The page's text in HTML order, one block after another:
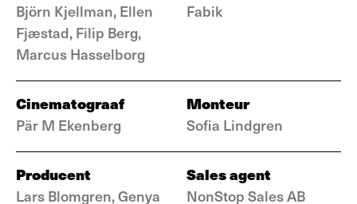
Björn Kjellman, Ellen
Fjæstad, Filip Berg,
Marcus Hasselborg
Fabik
Cinematograaf
Pär M Ekenberg
Monteur
Sofia Lindgren
Producent
Lars Blomgren, Genya
Sales agent
NonStop Sales AB